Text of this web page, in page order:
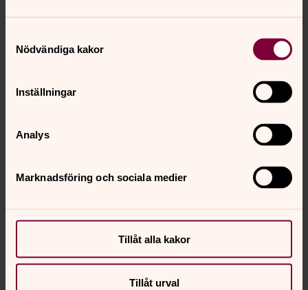
Nödvändiga kakor
Inställningar
Analys
Marknadsföring och sociala medier
Tillåt alla kakor
Tillåt urval
Synpunkter eller frågor på sidans
sorsele.forsamling@svenskakyrkan.se